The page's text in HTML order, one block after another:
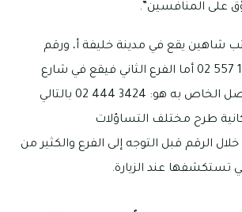
على المنافسين”.
شاهين يقع في مدينة خليفة أ، ورقم
التواصل به هو: 1811 557 02 أما الفرع الثاني فيقع في شارع
السلام، ورقم التواصل الخاص به هو: 3424 444 02 بالتالي
طرح مختلف التساؤلات
الرقم قبل التوجه إلى الفرع والكثير من
تستكشفها عند الزيارة.